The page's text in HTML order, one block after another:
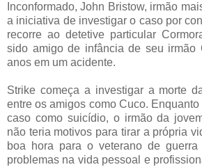
Inconformado, John Bristow, irmão
a iniciativa de investigar o caso por
recorre ao detetive particular
sido amigo de infância de seu irmão
anos em um acidente.
Strike começa a investigar a morte
entre os amigos como Cuco.
caso como suicídio, o irmão da
não teria motivos para tirar a própria
boa hora para o veterano de guerra
problemas na vida pessoal e